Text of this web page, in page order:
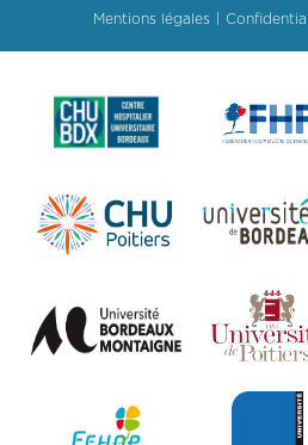
Mentions légales